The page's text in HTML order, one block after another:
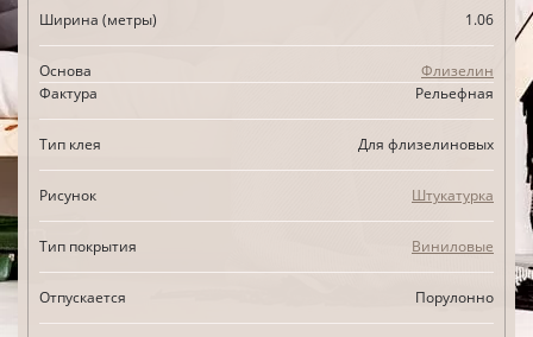
Ширина (метры) 1.06
Основа
Флизелин
Фактура
Рельефная
Тип клея Для флизелиновых
Рисунок Штукатурка
Тип покрытия Виниловые
Отпускается Порулонно